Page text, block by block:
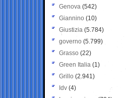
Genova (542)
Giannino (10)
Giustizia (5.784)
governo (5.799)
Grasso (22)
Green Italia (1)
Grillo (2.941)
Idv (4)